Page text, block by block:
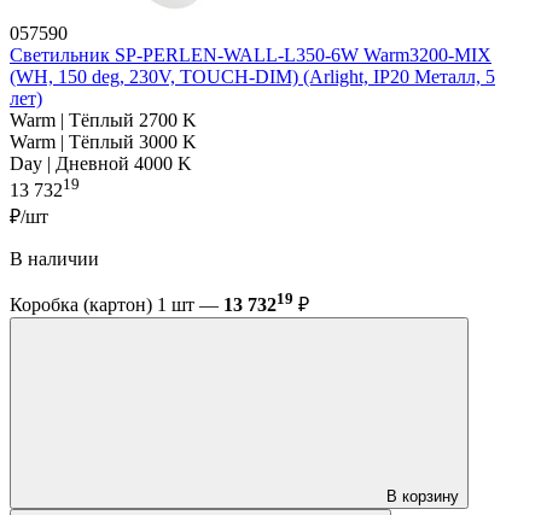
057590
Светильник SP-PERLEN-WALL-L350-6W Warm3200-MIX
(WH, 150 deg, 230V, TOUCH-DIM) (Arlight, IP20 Металл, 5
лет)
Warm | Тёплый 2700 K
Warm | Тёплый 3000 K
Day | Дневной 4000 K
13 73219
₽/шт
В наличии
Коробка (картон) 1 шт — 13 73219 ₽
В корзину